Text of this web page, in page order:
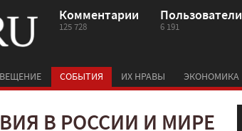
Комментарии
125 728
Пользователи
6 191
СОБЫТИЯ ИХ НРАВЫ ЭКОНОМИКА
В РОССИИ И МИРЕ